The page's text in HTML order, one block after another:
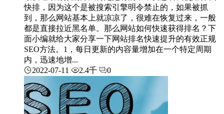
快排，因为这个是被搜索引擎明令禁止的，如果被抓
到，那么网站基本上就凉凉了，很难在恢复过来，一般
都是直接拉近黑名单。那么网站如何快速获得排名？下
面小编就给大家分享一下网站排名快速提升的有效正规
SEO方法。1，每日更新的内容量增加在一个特定周期
内，迅速地增...
2022-07-11
2.4千 0